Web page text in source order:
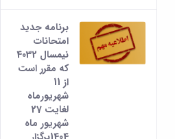
برنامه جدید
امتحانات
نیمسال 4032
که مقرر است
از 11
شهریورماه
لغایت 27
شهریور ماه